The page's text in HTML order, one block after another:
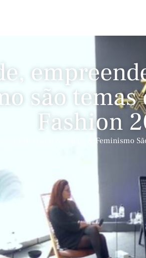
são
Fashion
Na Moda & Feminismo